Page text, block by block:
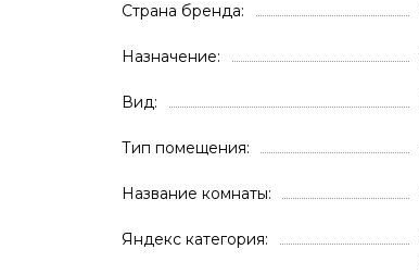
Страна бренда
Назначение
Вид
Тип помещения
Название комнаты
Яндекс категория